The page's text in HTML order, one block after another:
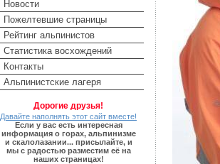
Новости
Пожелтевшие страницы
Рейтинг альпинистов
Cтатистика восхождений
Контакты
Альпинистские лагеря
Дорогие друзья!
Давайте наполнять этот сайт вместе!
Если у вас есть интересная
информация о горах, альпинизме
и скалолазании... присылайте, и
мы с радостью разместим её на
наших страницах!